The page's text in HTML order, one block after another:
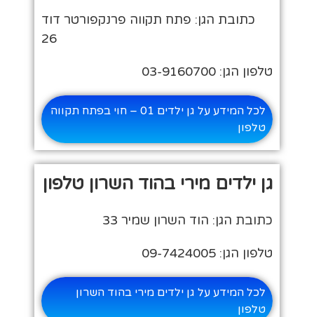
כתובת הגן: פתח תקווה פרנקפורטר דוד
26
טלפון הגן: 03-9160700
לכל המידע על גן ילדים 01 – חוי בפתח תקווה
טלפון
גן ילדים מירי בהוד השרון טלפון
כתובת הגן: הוד השרון שמיר 33
טלפון הגן: 09-7424005
לכל המידע על גן ילדים מירי בהוד השרון
טלפון